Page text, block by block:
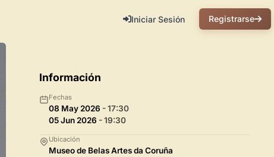
Iniciar Sesión Registrarse
Información
Fechas
08 May 2026 - 17:30
05 Jun 2026 - 19:30
Ubicación
Museo de Belas Artes da Coruña